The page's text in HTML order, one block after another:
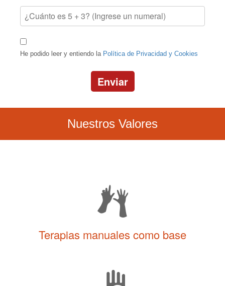
He podido leer y entiendo la Política de Privacidad y Cookies
Enviar
Nuestros Valores
Terapias manuales como base